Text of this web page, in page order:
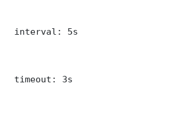
interval: 5s
timeout: 3s